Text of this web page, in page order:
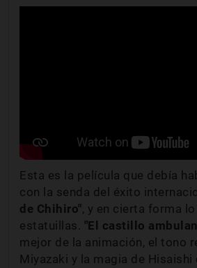
Esta es la película que debía
con la senda del éxito
de Chihiro", y en cierta forma
estatuillas. "El castillo
mejor de la animación, el tono
Miyazaki y la magia de Hisaishi